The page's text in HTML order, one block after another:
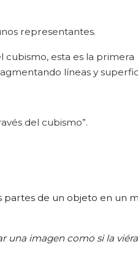
representantes.
cubismo, esta es la primera
líneas y
del cubismo”.
partes de un objeto en un
una imagen como si la